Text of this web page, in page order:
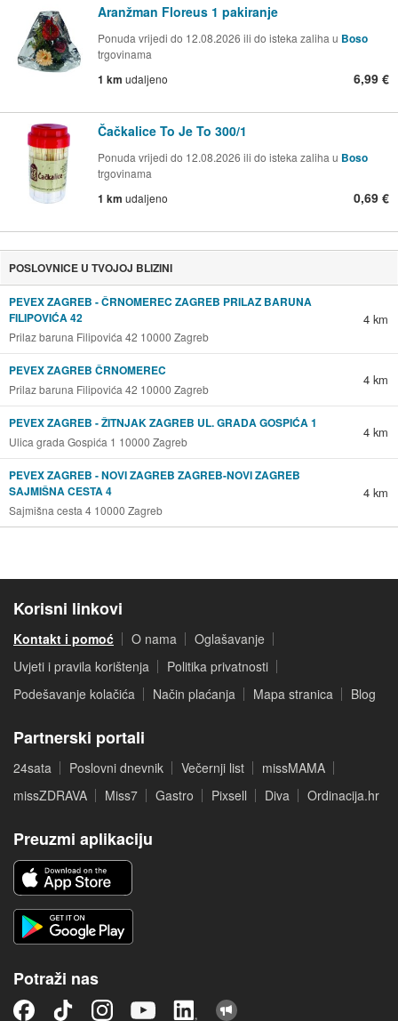
Aranžman Floreus 1 pakiranje
Ponuda vrijedi do 12.08.2026 ili do isteka zaliha u Boso
trgovinama
1 km udaljeno 6,99 €
Čačkalice To Je To 300/1
Ponuda vrijedi do 12.08.2026 ili do isteka zaliha u Boso
trgovinama
1 km udaljeno 0,69 €
POSLOVNICE U TVOJOJ BLIZINI
PEVEX ZAGREB - ČRNOMEREC ZAGREB PRILAZ BARUNA
FILIPOVIĆA 42
Prilaz baruna Filipovića 42 10000 Zagreb
4 km
PEVEX ZAGREB ČRNOMEREC
Prilaz baruna Filipovića 42 10000 Zagreb
4 km
PEVEX ZAGREB - ŽITNJAK ZAGREB UL. GRADA GOSPIĆA 1
Ulica grada Gospića 1 10000 Zagreb
4 km
PEVEX ZAGREB - NOVI ZAGREB ZAGREB-NOVI ZAGREB
SAJMIŠNA CESTA 4
Sajmišna cesta 4 10000 Zagreb
4 km
Korisni linkovi
Kontakt i pomoć O nama
Oglašavanje
Uvjeti i pravila korištenja
Politika privatnosti
Podešavanje kolačića
Način plaćanja Mapa stranica Blog
Partnerski portali
24sata Poslovni dnevnik Večernji list
missMAMA
missZDRAVA
Miss7 Gastro Pixsell Diva Ordinacija.hr
Preuzmi aplikaciju
Potraži nas